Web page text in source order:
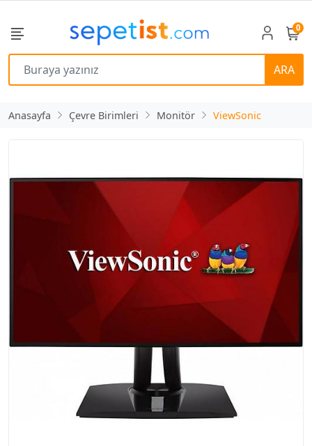
ARA
0
Anasayfa Çevre Birimleri Monitör ViewSonic